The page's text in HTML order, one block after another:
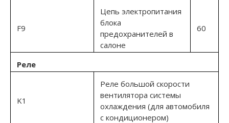
F9
Цепь электропитания
блока
предохранителей в
салоне
60
Реле
K1
Реле большой скорости
вентилятора системы
охлаждения (для автомобиля
с кондиционером)